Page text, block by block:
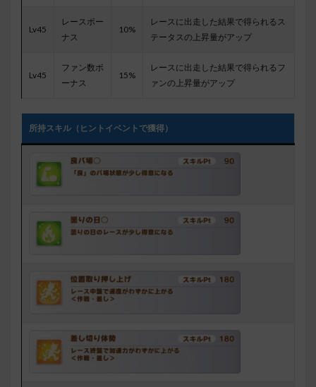
Lv45
レースボー
ナス
10%
レースに出走した結果で得られるス
テータスの上昇量がアップ
Lv45
ファン数ボ
ーナス
15%
レースに出走した結果で得られるフ
ァンの上昇量がアップ
所持スキル（ヒントイベントで獲得）